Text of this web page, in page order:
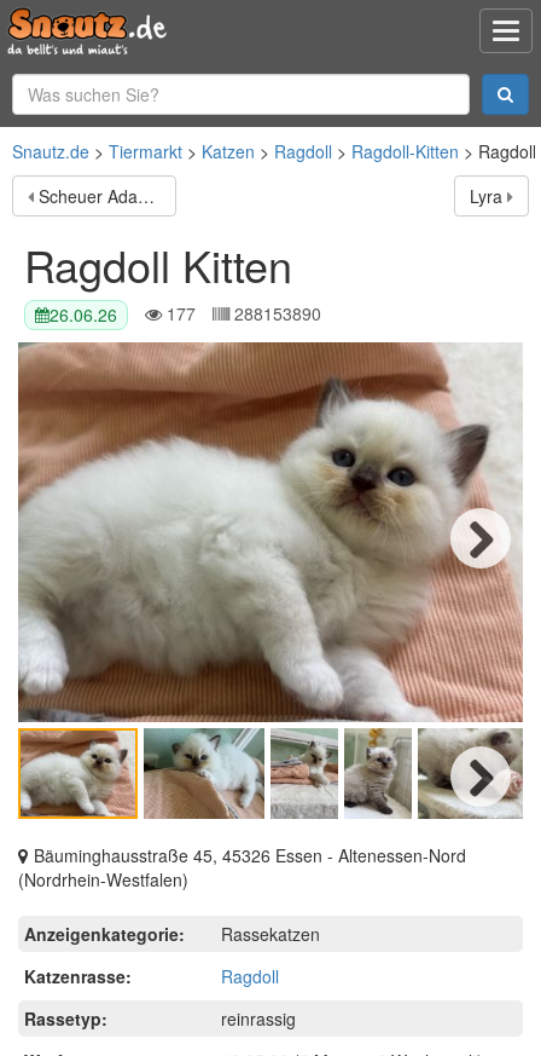
Snautz.de Tiermarkt Katzen Ragdoll Ragdoll-Kitten
Scheuer Adan sucht geduldiges Zuhause
Lyra
Ragdoll Kitten
26.06.26 177 288153890
Next
Next
Bäuminghausstraße 45, 45326 Essen - Altenessen-Nord
(Nordrhein-Westfalen)
Anzeigenkategorie:
Rassekatzen
Katzenrasse:
Ragdoll
Rassetyp:
reinrassig